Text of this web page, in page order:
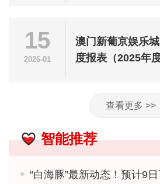
15
2026-01
澳门新葡京娱乐
度报表（2025年度
查看更多 >>
智能推荐
“白海豚”最新动态！预计9